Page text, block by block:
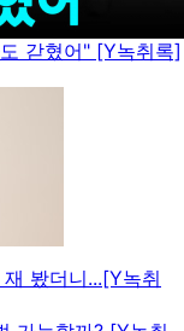
갇혔어" [Y녹취록]
봤더니...[Y녹취